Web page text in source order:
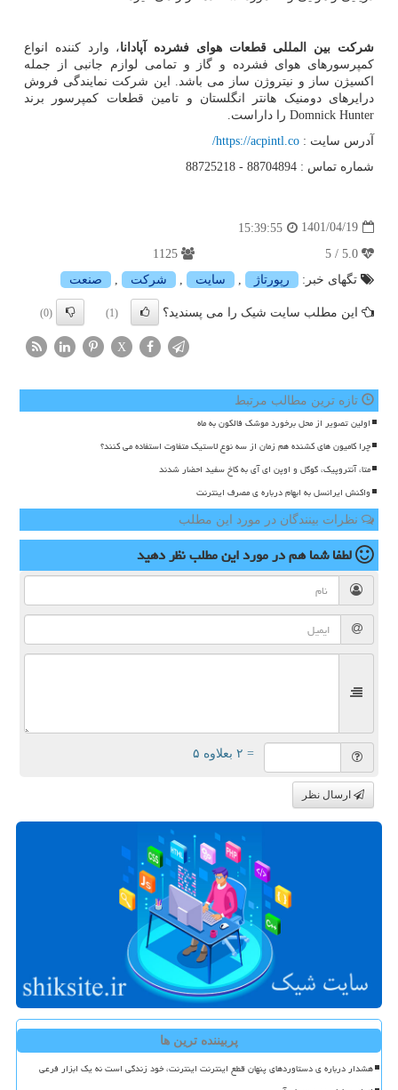
شرکت بین المللی قطعات هوای فشرده آپادانا، وارد کننده انواع
کمپرسورهای هوای فشرده و گاز و تمامی لوازم جانبی از جمله
اکسیژن ساز و نیتروژن ساز می باشد. این شرکت نمایندگی فروش
درایرهای دومنیک هانتر انگلستان و تامین قطعات کمپرسور برند
Domnick Hunter را داراست.
آدرس سایت : https://acpintl.co
/
شماره تماس : 88704894 - 88725218
1401/04/19
15:39:55
تگهای خبر:
رپورتاژ , سایت , شركت , صنعت
این مطلب سایت شیک را می پسندید؟ (1)
(0)
X
تازه ترین مطالب مرتبط
اولین تصویر از محل برخورد موشک فالکون به ماه
چرا کامیون های کشنده هم زمان از سه نوع لاستیک متفاوت استفاده می کنند؟
متا، آنتروپیک، گوگل و اوپن ای آی به کاخ سفید احضار شدند
واکنش ایرانسل به ابهام درباره ی مصرف اینترنت
نظرات بینندگان در مورد این مطلب
لطفا شما همدر مورد این مطلبنظر دهید
= ۲ بعلاوه ۵
ارسال نظر
پربیننده ترین ها
هشدار درباره ی دستاوردهای پنهان قطع اینترنت اینترنت، خود زندگی است نه یک ابزار فرعی